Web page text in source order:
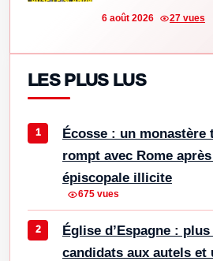
6 août 2026 27 vues
LES PLUS LUS
Écosse : un
rompt avec Rome
épiscopale illicite
675 vues
Église d’Espagne : plus
candidats aux autels et